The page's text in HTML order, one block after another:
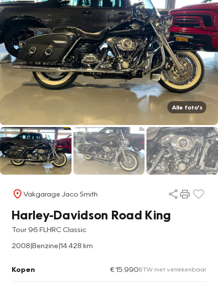
Alle foto's
Vakgarage Jaco Smith
Harley-Davidson Road King
Tour 96 FLHRC Classic
2008|Benzine|14.428 km
Kopen € 15.990BTW niet verrekenbaar